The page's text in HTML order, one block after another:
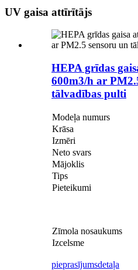
UV gaisa attīrītājs
HEPA grīdas
600m3/h ar
tālvadības pulti
Modeļa numurs
Krāsa
Izmēri
Neto svars
Mājoklis
Tips
Pieteikumi
Zīmola nosaukums
Izcelsme
pieprasījumsdetaļa